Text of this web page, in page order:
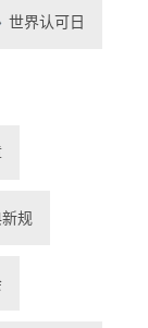
世界认可日
规